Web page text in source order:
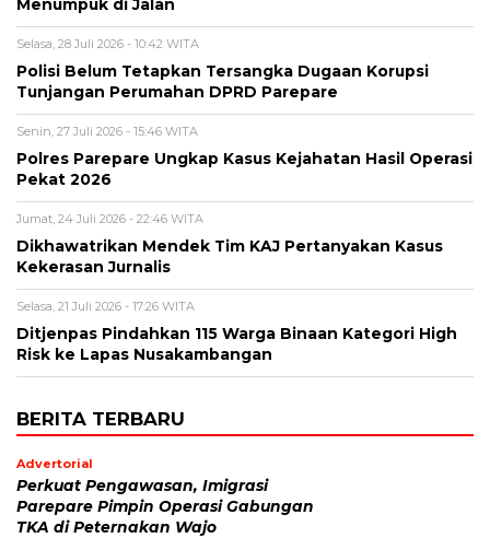
Menumpuk di Jalan
Selasa, 28 Juli 2026 - 10:42 WITA
Polisi Belum Tetapkan Tersangka Dugaan Korupsi
Tunjangan Perumahan DPRD Parepare
Senin, 27 Juli 2026 - 15:46 WITA
Polres Parepare Ungkap Kasus Kejahatan Hasil Operasi
Pekat 2026
Jumat, 24 Juli 2026 - 22:46 WITA
Dikhawatrikan Mendek Tim KAJ Pertanyakan Kasus
Kekerasan Jurnalis
Selasa, 21 Juli 2026 - 17:26 WITA
Ditjenpas Pindahkan 115 Warga Binaan Kategori High
Risk ke Lapas Nusakambangan
BERITA TERBARU
Advertorial
Perkuat Pengawasan, Imigrasi
Parepare Pimpin Operasi Gabungan
TKA di Peternakan Wajo